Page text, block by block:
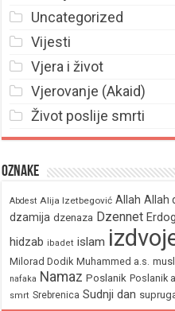
Uncategorized
Vijesti
Vjera i život
Vjerovanje (Akaid)
Život poslije smrti
Oznake
Abdest Alija Izetbegović Allah Allah
dzamija dzenaza Dzennet
hidzab ibadet islam
Milorad Dodik Muhammed a.s.
nafaka Namaz Poslanik Poslanik
smrt Srebrenica Sudnji dan